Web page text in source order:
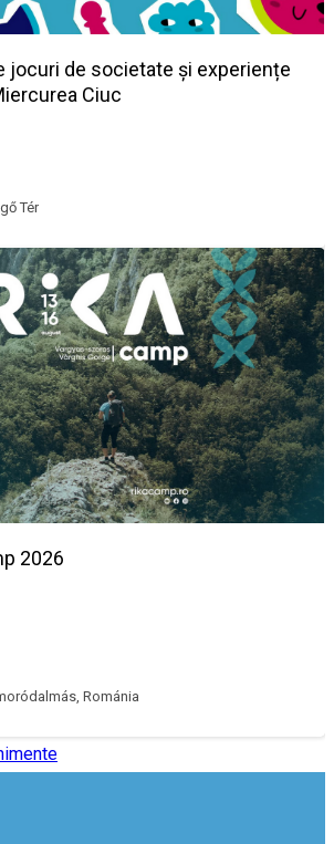
jocuri de societate și experiențe
Ciuc
Tér
2026
Románia